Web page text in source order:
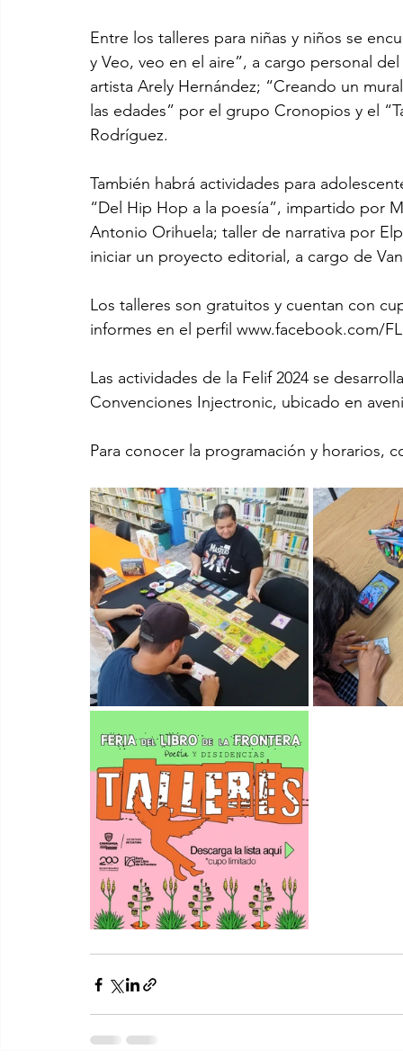
Entre los talleres para niñas y niños se
y Veo, veo en el aire”, a cargo personal
artista Arely Hernández; “Creando un
las edades” por el grupo Cronopios y el
Rodríguez.
También habrá actividades para
“Del Hip Hop a la poesía”, impartido por
Antonio Orihuela; taller de narrativa por
iniciar un proyecto editorial, a cargo de
Los talleres son gratuitos y cuentan con
informes en el perfil www.facebook.com/
Las actividades de la Felif 2024 se
Convenciones Injectronic, ubicado en
Para conocer la programación y horarios,